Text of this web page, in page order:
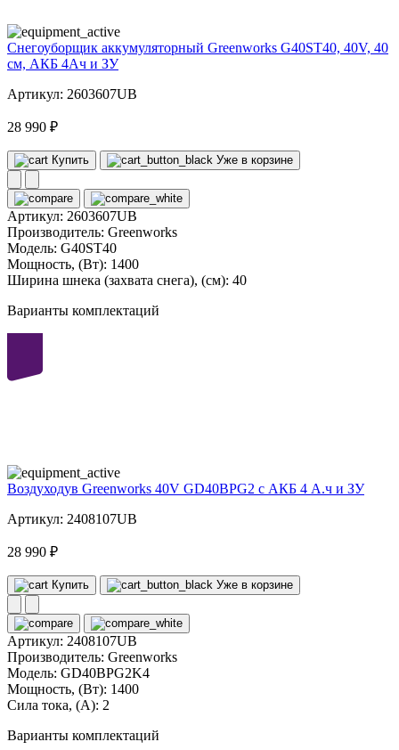
Снегоуборщик аккумуляторный Greenworks G40ST40, 40V, 40
см, АКБ 4Ач и ЗУ
Артикул: 2603607UB
28 990 ₽
Купить Уже в корзине
Артикул: 2603607UB
Производитель: Greenworks
Модель: G40ST40
Мощность, (Вт): 1400
Ширина шнека (захвата снега), (см): 40
Варианты комплектаций
Воздуходув Greenworks 40V GD40BPG2 с АКБ 4 А.ч и ЗУ
Артикул: 2408107UB
28 990 ₽
Купить Уже в корзине
Артикул: 2408107UB
Производитель: Greenworks
Модель: GD40BPG2K4
Мощность, (Вт): 1400
Сила тока, (А): 2
Варианты комплектаций